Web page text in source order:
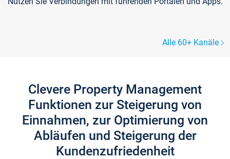
Alle 60+ Kanäle
Clevere Property Management
Funktionen zur Steigerung von
Einnahmen, zur Optimierung von
Abläufen und Steigerung der
Kundenzufriedenheit